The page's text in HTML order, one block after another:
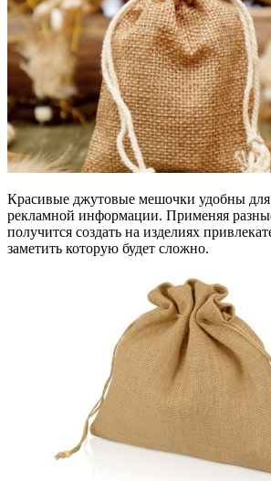
Красивые джутовые мешочки удобны для
рекламной информации. Применяя
получится создать на изделиях
заметить которую будет сложно.